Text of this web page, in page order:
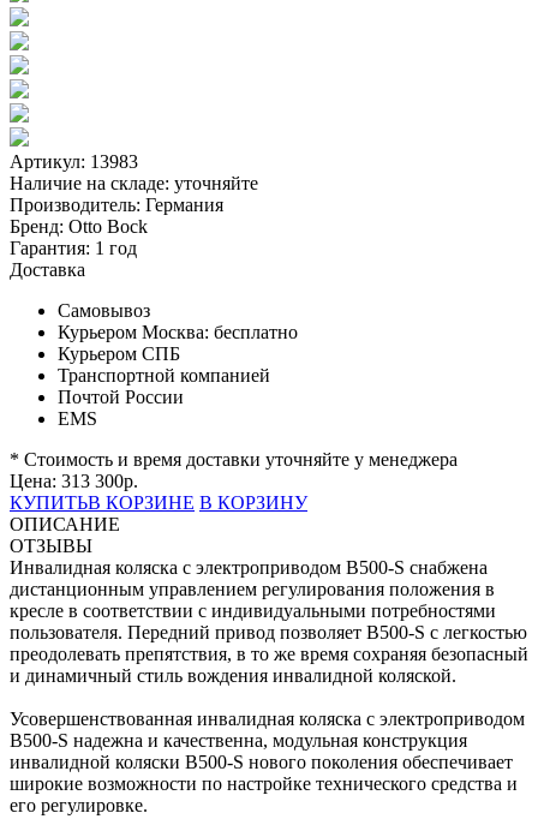
Артикул: 13983
Наличие на складе: уточняйте
Производитель: Германия
Бренд: Otto Bock
Гарантия: 1 год
Доставка
Самовывоз
Курьером Москва: бесплатно
Курьером СПБ
Транспортной компанией
Почтой России
EMS
* Стоимость и время доставки уточняйте у менеджера
Цена: 313 300р.
КУПИТЬВ КОРЗИНЕ В КОРЗИНУ
ОПИСАНИЕ
ОТЗЫВЫ
Инвалидная коляска с электроприводом B500-S снабжена
дистанционным управлением регулирования положения в
кресле в соответствии с индивидуальными потребностями
пользователя. Передний привод позволяет B500-S с легкостью
преодолевать препятствия, в то же время сохраняя безопасный
и динамичный стиль вождения инвалидной коляской.
Усовершенствованная инвалидная коляска с электроприводом
B500-S надежна и качественна, модульная конструкция
инвалидной коляски B500-S нового поколения обеспечивает
широкие возможности по настройке технического средства и
его регулировке.